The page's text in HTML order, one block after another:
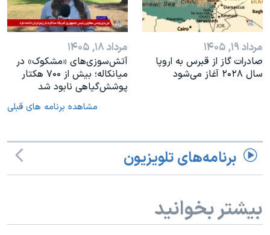
مرداد ۱۹, ۱۴۰۵
صادرات گاز از قبرس به اروپا
سال ۲۰۲۸ آغاز می‌شود
مرداد ۱۸, ۱۴۰۵
آتش‌سوزی‌های «مشکوک» در
میانکاله؛ بیش از ۷۰۰ هکتار
پوشش‌گیاهی نابود شد
مشاهده برنامه های قبلی
برنامه‌های تلویزیون
بیشتر بخوانید